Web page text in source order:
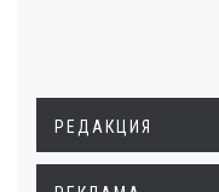
РЕДАКЦИЯ